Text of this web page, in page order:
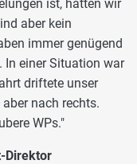
ist, hätten wir
aber kein
immer genügend
In einer Situation war
driftete unser
nach rechts.
WPs."
Direktor